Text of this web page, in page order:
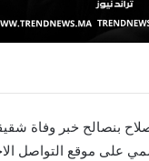
بنصالح خبر وفاة
على موقع التواصل